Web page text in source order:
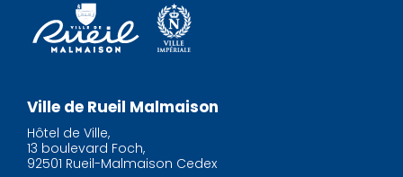
Ville de Rueil Malmaison
Hôtel de Ville,
13 boulevard Foch,
92501 Rueil-Malmaison Cedex